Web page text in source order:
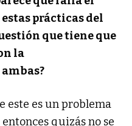
prácticas del
que tiene que
la
este es un problema
quizás no se